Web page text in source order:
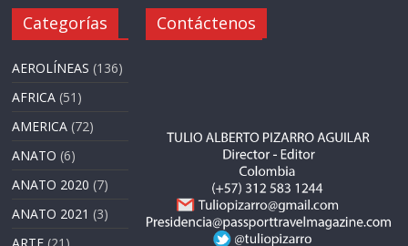
Categorías
AEROLÍNEAS (136)
AFRICA (51)
AMERICA (72)
ANATO (6)
ANATO 2020 (7)
ANATO 2021 (3)
Contáctenos